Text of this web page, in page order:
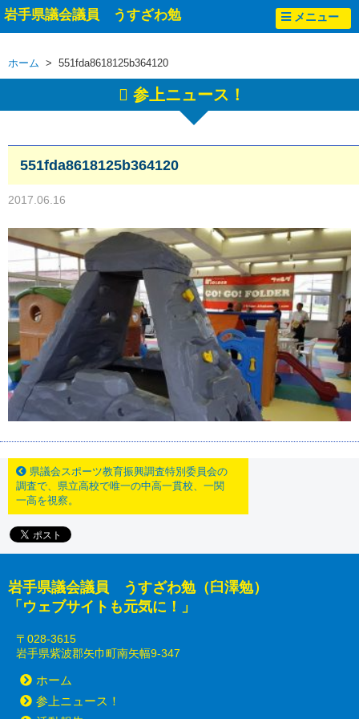
岩手県議会議員 うすざわ勉 メニュー
ホーム > 551fda8618125b364120
参上ニュース！
551fda8618125b364120
2017.06.16
県議会スポーツ教育振興調査特別委員会の
調査で、県立高校で唯一の中高一貫校、一関
一高を視察。
岩手県議会議員 うすざわ勉（臼澤勉）
「ウェブサイトも元気に！」
〒028-3615
岩手県紫波郡矢巾町南矢幅9-347
ホーム
参上ニュース！